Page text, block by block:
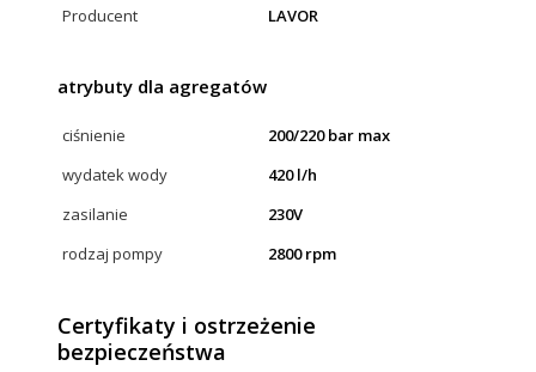
Producent LAVOR
atrybuty dla agregatów
ciśnienie
200/220 bar max
wydatek wody
420 l/h
zasilanie
230V
rodzaj pompy
2800 rpm
Certyfikaty i ostrzeżenie
bezpieczeństwa